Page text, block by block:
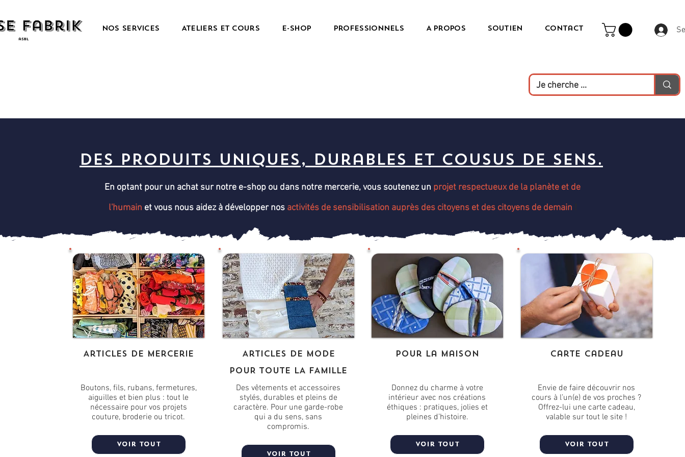
Nos services Ateliers et cours e-Shop Professionnels A propos Soutien Contact
Des produits uniques, durables et cousus de sens.
En optant pour un achat sur notre e-shop ou dans notre mercerie, vous soutenez un projet respectueux de la planète et de
l'humain et vous nous aidez à développer nos activités de sensibilisation auprès des citoyens et des citoyens de demain
Articles de mercerie
Boutons, fils, rubans, fermetures,
aiguilles et bien plus : tout le
nécessaire pour vos projets
couture, broderie ou tricot.
Voir tout
Articles de mode
POUR TOUTE LA FAMILLE
Des vêtements et accessoires
stylés, durables et pleins de
caractère. Pour une garde-robe
qui a du sens, sans
compromis.
Voir tout
pour la maisoN
Donnez du charme à votre
intérieur avec nos créations
éthiques : pratiques, jolies et
pleines d’histoire.
Voir tout
Carte cadeau
Envie de faire découvrir nos
cours à l’un(e) de vos proches ?
Offrez-lui une carte cadeau,
valable sur tout le site !
VOIR TOUT